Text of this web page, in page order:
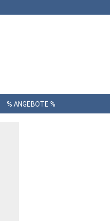
% ANGEBOTE %